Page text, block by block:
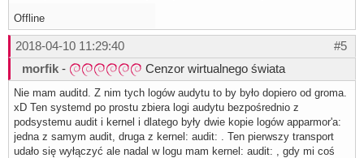
Offline
#5
2018-04-10 11:29:40
morfik - Cenzor wirtualnego świata
Nie mam auditd. Z nim tych logów audytu to by było dopiero od groma.
xD Ten systemd po prostu zbiera logi audytu bezpośrednio z
podsystemu audit i kernel i dlatego były dwie kopie logów apparmor'a:
jedna z samym audit, druga z kernel: audit: . Ten pierwszy transport
udało się wyłączyć ale nadal w logu mam kernel: audit: , gdy mi coś